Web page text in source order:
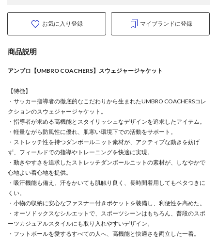
お気に入り登録 マイブランドに登録
商品説明
アンブロ【UMBRO COACHERS】スウェジャージャケット
【特徴】
・サッカー指導者の徹底的なこだわりから生まれたUMBRO COACHERSコレ
クションのスウェジャージャケット。
・指導者が求める高機能とスタイリッシュなデザインを追求したアイテム。
・軽量ながら防風性に優れ、肌寒い環境下での活動をサポート。
・ストレッチ性を持つダンボールニット素材が、アクティブな動きを妨げ
ず、フィールドでの指導やトレーニングを快適に実現。
・動きやすさを追求したストレッチダンボールニットの素材が、しなやかで
心地よい着心地を提供。
・吸汗機能も備え、汗をかいても肌触り良く、長時間着用してもベタつきに
くい。
・小物の収納に安心なファスナー付きポケットを装備し、利便性を高めた。
・オーソドックスなシルエットで、スポーツシーンはもちろん、普段のスポ
ーツカジュアルスタイルにも取り入れやすいデザイン。
・フットボールを愛するすべての人へ、高機能と快適さを両立した一着。